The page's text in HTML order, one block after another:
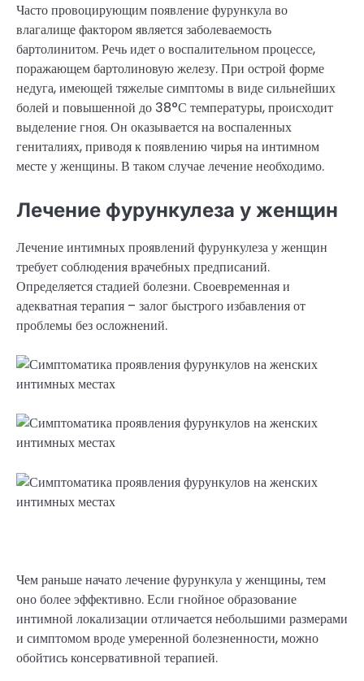
Часто провоцирующим появление фурункула во
влагалище фактором является заболеваемость
бартолинитом. Речь идет о воспалительном процессе,
поражающем бартолиновую железу. При острой форме
недуга, имеющей тяжелые симптомы в виде сильнейших
болей и повышенной до 38°С температуры, происходит
выделение гноя. Он оказывается на воспаленных
гениталиях, приводя к появлению чирья на интимном
месте у женщины. В таком случае лечение необходимо.
Лечение фурункулеза у женщин
Лечение интимных проявлений фурункулеза у женщин
требует соблюдения врачебных предписаний.
Определяется стадией болезни. Своевременная и
адекватная терапия – залог быстрого избавления от
проблемы без осложнений.
Чем раньше начато лечение фурункула у женщины, тем
оно более эффективно. Если гнойное образование
интимной локализации отличается небольшими размерами
и симптомом вроде умеренной болезненности, можно
обойтись консервативной терапией.